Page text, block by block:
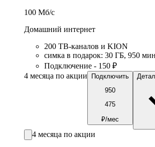
100 Мб/c
Домашний интернет
200 ТВ-каналов и KION
симка в подарок: 30 ГБ, 950 мин
Подключение - 150 ₽
4 месяца по акции
Подключить
950
475
₽/мес
4 месяца по акции